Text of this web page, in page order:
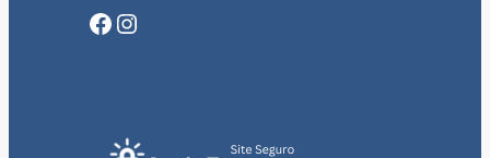
Facebook Instagram